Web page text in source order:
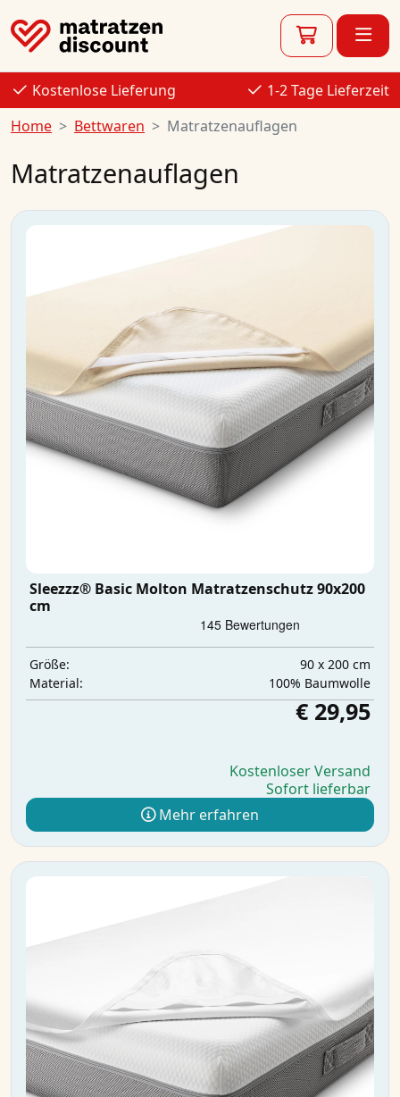
Kostenlose Lieferung
1-2 Tage Lieferzeit
Home
Bettwaren Matratzenauflagen
Matratzenauflagen
Sleezzz® Basic Molton Matratzenschutz 90x200
cm
Größe:
90 x 200 cm
Material:
100% Baumwolle
€ 29,95
Kostenloser Versand
Sofort lieferbar
Mehr erfahren